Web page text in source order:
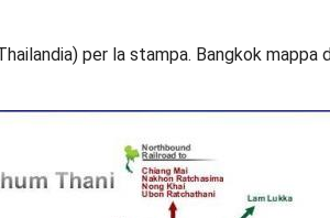
per la stampa. Bangkok mappa